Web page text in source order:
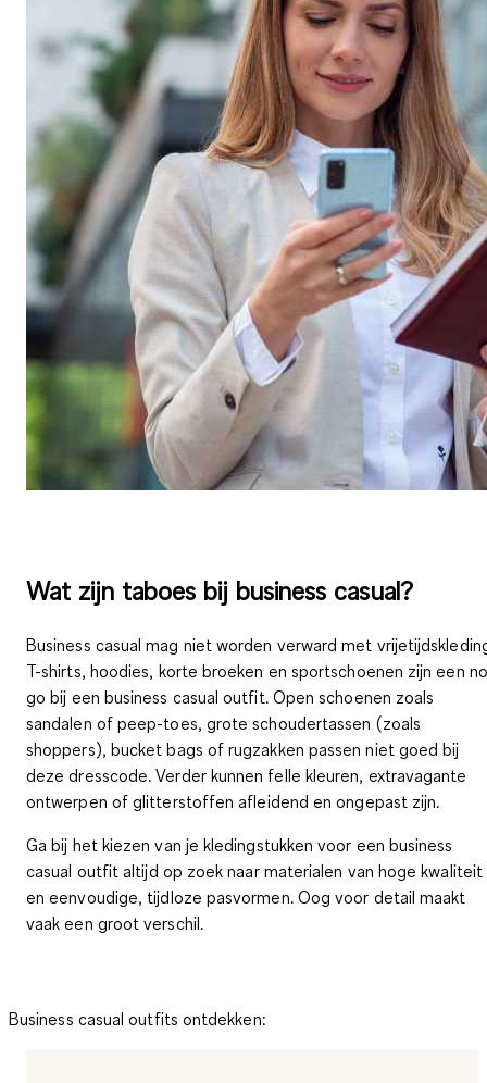
Wat zijn taboes bij business casual?
Business casual mag niet worden verward met
T-shirts, hoodies, korte broeken en sportschoenen zijn een
go bij een business casual outfit. Open schoenen zoals
sandalen of peep-toes, grote schoudertassen (zoals
shoppers), bucket bags of rugzakken passen niet goed bij
deze dresscode. Verder kunnen felle kleuren, extravagante
ontwerpen of glitterstoffen afleidend en ongepast zijn.
Ga bij het kiezen van je kledingstukken voor een business
casual outfit altijd op zoek naar materialen van hoge kwaliteit
en eenvoudige, tijdloze pasvormen. Oog voor detail maakt
vaak een groot verschil.
Business casual outfits ontdekken: